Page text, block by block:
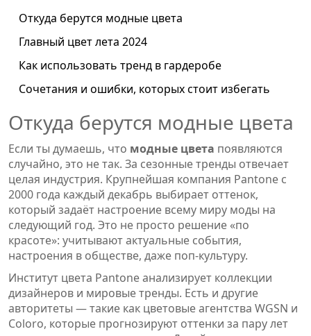
Откуда берутся модные цвета
Главный цвет лета 2024
Как использовать тренд в гардеробе
Сочетания и ошибки, которых стоит избегать
Откуда берутся модные цвета
Если ты думаешь, что модные цвета появляются
случайно, это не так. За сезонные тренды отвечает
целая индустрия. Крупнейшая компания Pantone с
2000 года каждый декабрь выбирает оттенок,
который задаёт настроение всему миру моды на
следующий год. Это не просто решение «по
красоте»: учитывают актуальные события,
настроения в обществе, даже поп-культуру.
Институт цвета Pantone анализирует коллекции
дизайнеров и мировые тренды. Есть и другие
авторитеты — такие как цветовые агентства WGSN и
Coloro, которые прогнозируют оттенки за пару лет